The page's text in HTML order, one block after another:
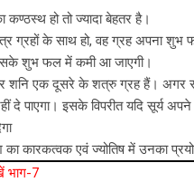
हो तो ज्यादा बेहतर है।
ग्रहों के साथ हो, वह ग्रह अपना
उसके शुभ फल में कमी आ जाएगी।
शनि एक दूसरे के शत्रु ग्रह हैं। अगर
पाएगा। इसके विपरीत यदि सूर्य अपने
कारकत्वक एवं ज्योतिष में उनका
भाग-7